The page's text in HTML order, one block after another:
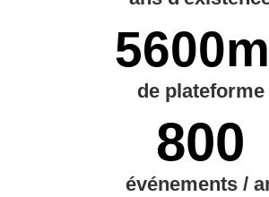
de plateforme
800
événements /